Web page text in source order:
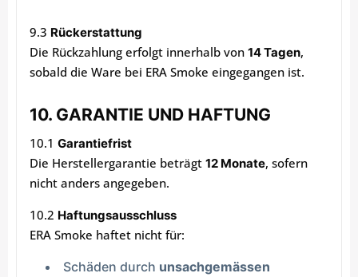
9.3 Rückerstattung
Die Rückzahlung erfolgt innerhalb von 14 Tagen,
sobald die Ware bei ERA Smoke eingegangen ist.
10. GARANTIE UND HAFTUNG
10.1 Garantiefrist
Die Herstellergarantie beträgt 12 Monate, sofern
nicht anders angegeben.
10.2 Haftungsausschluss
ERA Smoke haftet nicht für:
Schäden durch unsachgemässen